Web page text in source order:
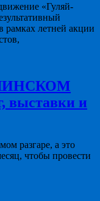
«Гуляй-
рамках летней акции
выставки и
разгаре, а это
чтобы провести